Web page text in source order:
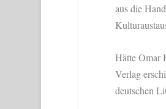
aus die
Hätte Omar
Verlag
deutschen